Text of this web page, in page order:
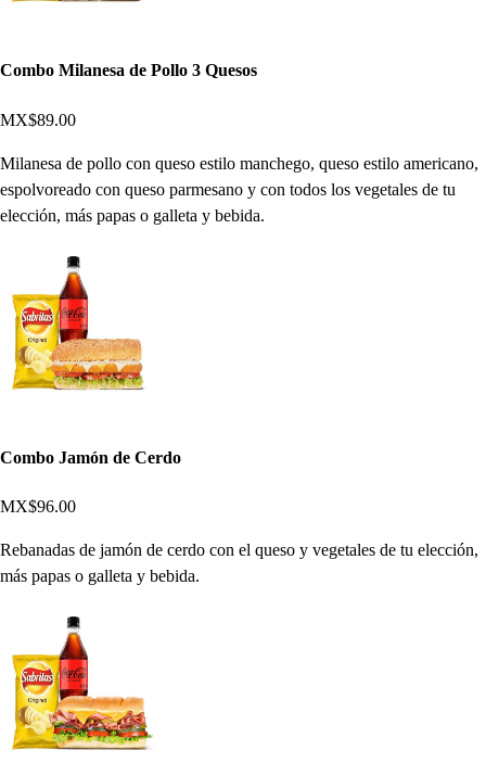
Combo Milanesa de Pollo 3 Quesos
MX$89.00
Milanesa de pollo con queso estilo manchego, queso estilo americano,
espolvoreado con queso parmesano y con todos los vegetales de tu
elección, más papas o galleta y bebida.
Combo Jamón de Cerdo
MX$96.00
Rebanadas de jamón de cerdo con el queso y vegetales de tu elección,
más papas o galleta y bebida.